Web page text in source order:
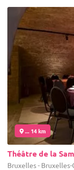
... 14 km
Théâtre de la
Bruxelles -